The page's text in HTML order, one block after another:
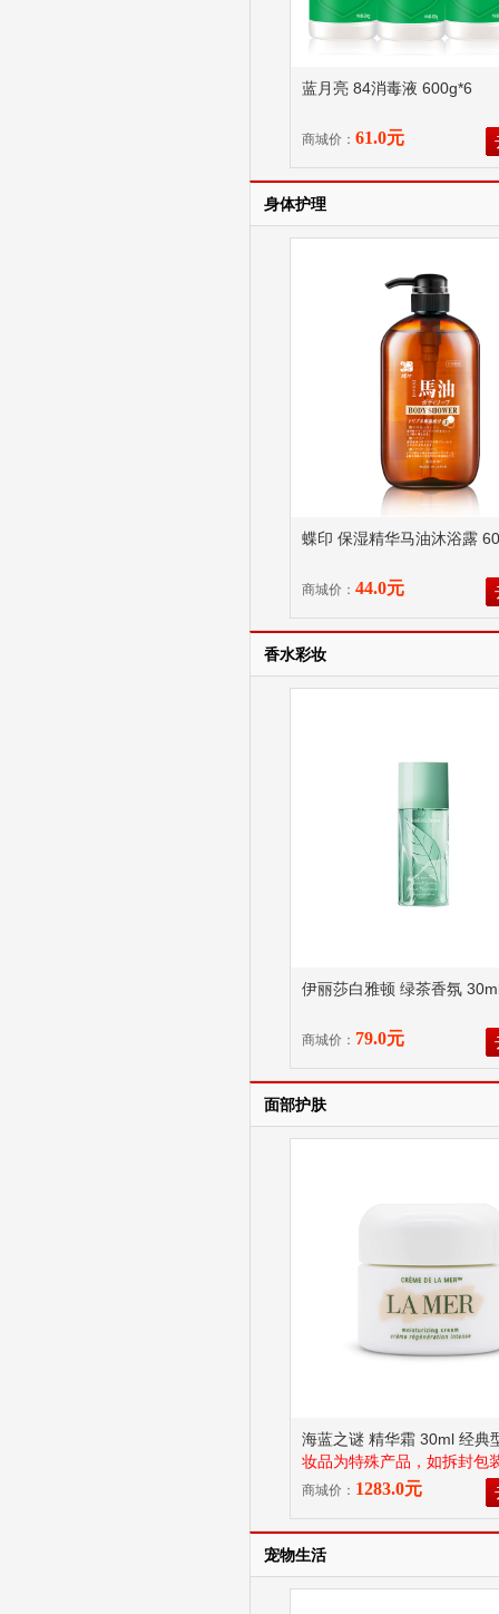
蓝月亮 84消毒液 600g*6
商城价： 61.0元
身体护理
蝶印 保湿精华马油沐浴露
商城价： 44.0元
香水彩妆
伊丽莎白雅顿 绿茶香氛
商城价： 79.0元
面部护肤
海蓝之谜 精华霜 30ml 经典
妆品为特殊产品，如拆封包
二次销售无法进行7天无理
商城价： 1283.0元
宠物生活